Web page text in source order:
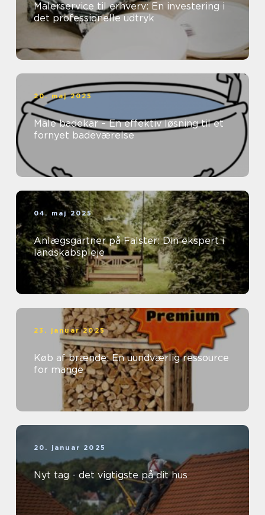
Malerservice til erhverv: En investering i
det professionelle udtryk
20. maj 2025
Male badekar – En effektiv løsning til et
fornyet badeværelse
04. maj 2025
Anlægsgartner på Falster: Din ekspert i
landskabspleje
23. januar 2025
Køb af brænde: En uundværlig ressource
for mange
20. januar 2025
Nyt tag - det vigtigste på dit hus